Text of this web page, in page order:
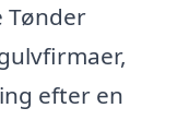
Tønder
efter en